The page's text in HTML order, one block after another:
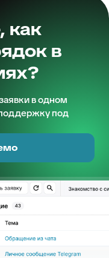
как
в
в одном
поддержку под